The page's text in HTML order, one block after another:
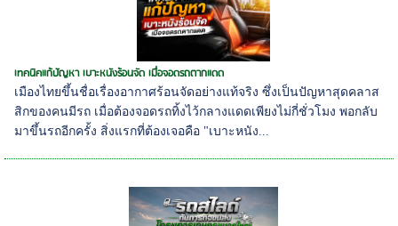
เทคนิคแก้ปัญหา เบาะหนังร้อนจัด เมื่อจอดรถตากแดด
เมืองไทยขึ้นชื่อเรื่องอากาศร้อนจัดอย่างแท้จริง ซึ่งเป็นปัญหาสุดคลาส
สิกของคนมีรถ เมื่อต้องจอดรถทิ้งไว้กลางแดดเพียงไม่กี่ชั่วโมง พอกลับ
มาขึ้นรถอีกครั้ง สิ่งแรกที่ต้องเจอคือ "เบาะหนัง...